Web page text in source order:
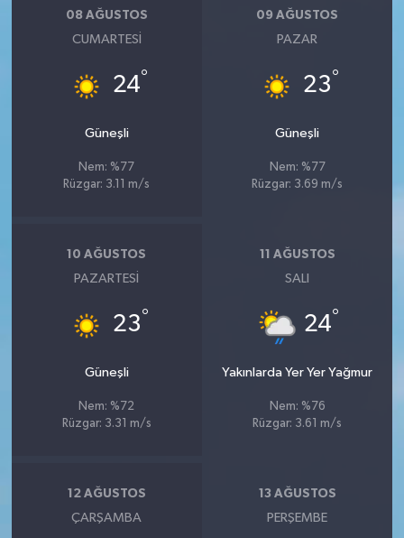
08 AĞUSTOS
CUMARTESI
24°
Güneşli
Nem: %77
Rüzgar: 3.11 m/s
09 AĞUSTOS
PAZAR
23°
Güneşli
Nem: %77
Rüzgar: 3.69 m/s
10 AĞUSTOS
PAZARTESI
23°
Güneşli
Nem: %72
Rüzgar: 3.31 m/s
11 AĞUSTOS
SALI
24°
Yakınlarda Yer Yer Yağmur
Nem: %76
Rüzgar: 3.61 m/s
12 AĞUSTOS
ÇARŞAMBA
13 AĞUSTOS
PERŞEMBE